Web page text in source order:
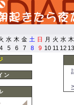
水 木 金 土 日 月 火 水 木
4 5 6 7 8 9 10 11 12 13
ン